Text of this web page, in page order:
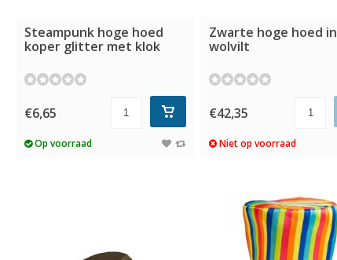
Steampunk hoge hoed
koper glitter met klok
€6,65
Op voorraad
Zwarte hoge hoed in
wolvilt
€42,35
Niet op voorraad